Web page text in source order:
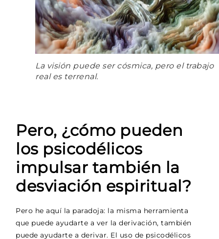
La visión puede ser cósmica, pero el trabajo
real es terrenal.
Pero, ¿cómo pueden
los psicodélicos
impulsar también la
desviación espiritual?
Pero he aquí la paradoja: la misma herramienta
que puede ayudarte a ver la derivación, también
puede ayudarte a derivar. El uso de psicodélicos